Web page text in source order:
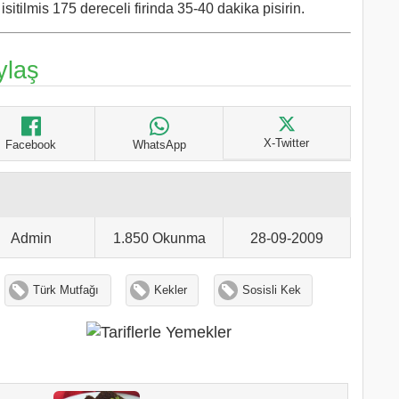
isitilmis 175 dereceli firinda 35-40 dakika pisirin.
Facebook WhatsApp X-Twitter
Admin 1.850 Okunma 28-09-2009
Türk Mutfağı Kekler Sosisli Kek